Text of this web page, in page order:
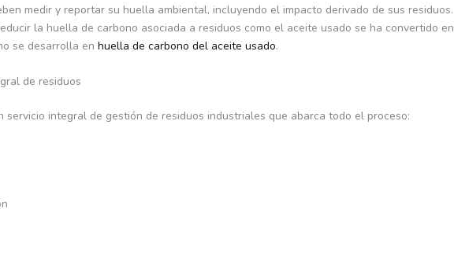
medir y reportar su huella ambiental, incluyendo el impacto derivado de sus residuos.
la huella de carbono asociada a residuos como el aceite usado se ha convertido en
se desarrolla en huella de carbono del aceite usado.
de residuos
servicio integral de gestión de residuos industriales que abarca todo el proceso: